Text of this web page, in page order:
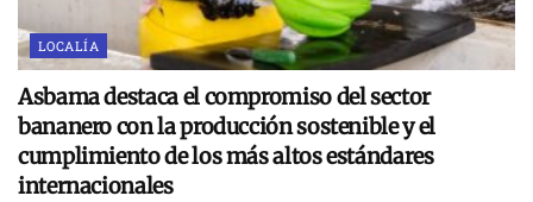
LOCALÍA
Asbama destaca el compromiso del sector
bananero con la producción sostenible y el
cumplimiento de los más altos estándares
internacionales